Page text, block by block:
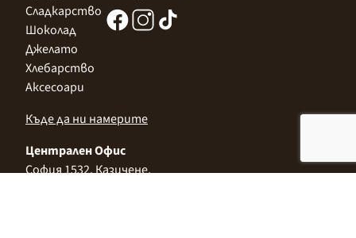
Сладкарство
Шоколад
Джелато
Хлебарство
Аксесоари
Къде да ни намерите
Централен Офис
София 1532, Казичене,